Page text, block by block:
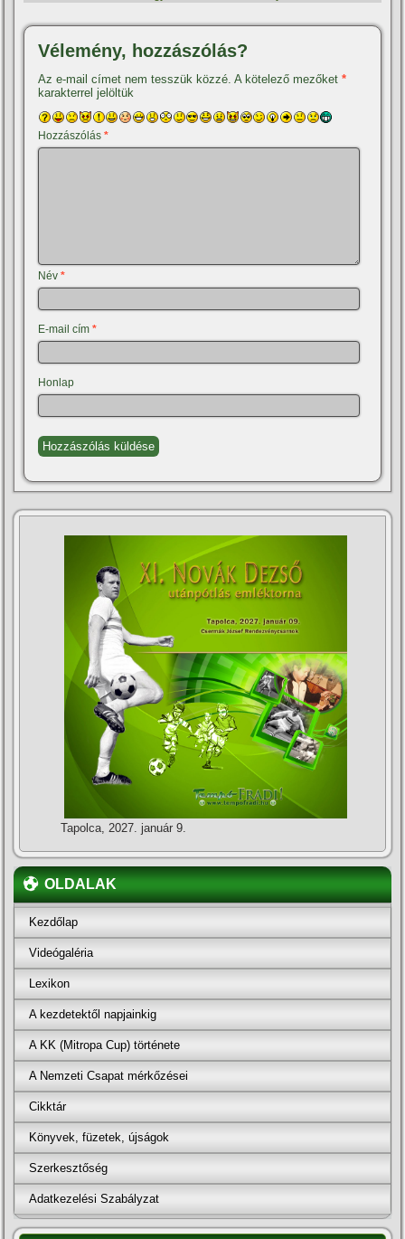
Vélemény, hozzászólás?
Az e-mail címet nem tesszük közzé. A kötelező mezőket*
karakterrel jelöltük
Hozzászólás*
Név*
E-mail cím*
Honlap
Tapolca, 2027. január 9.
OLDALAK
Kezdőlap
Videógaléria
Lexikon
A kezdetektől napjainkig
A KK (Mitropa Cup) története
A Nemzeti Csapat mérkőzései
Cikktár
Könyvek, füzetek, újságok
Szerkesztőség
Adatkezelési Szabályzat